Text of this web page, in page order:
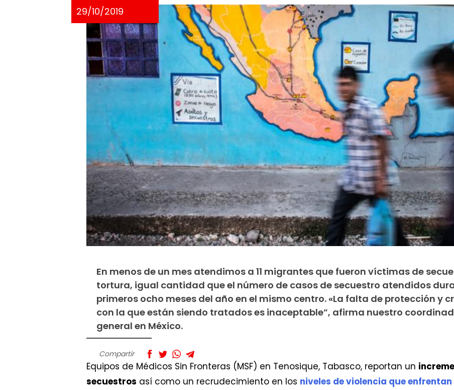
29/10/2019
En menos de un mes atendimos a 11 migrantes que fueron víctimas de
tortura, igual cantidad que el número de casos de secuestro atendidos
primeros ocho meses del año en el mismo centro. «La falta de protección y
con la que están siendo tratados es inaceptable”, afirma nuestro
general en México.
Compartir
Equipos de Médicos Sin Fronteras (MSF) en Tenosique, Tabasco, reportan un
secuestros así como un recrudecimiento en los niveles de violencia que